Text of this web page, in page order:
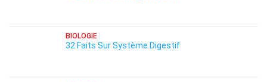
BIOLOGIE
32 Faits Sur Système Digestif